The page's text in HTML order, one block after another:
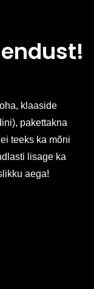
klaaside
pakettakna
teeks ka mõni
lisage ka
aega!